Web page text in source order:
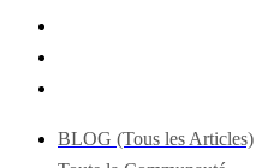
BLOG (Tous les Articles)